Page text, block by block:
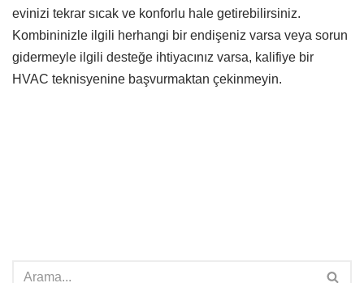
evinizi tekrar sıcak ve konforlu hale getirebilirsiniz.
Kombininizle ilgili herhangi bir endişeniz varsa veya sorun
gidermeyle ilgili desteğe ihtiyacınız varsa, kalifiye bir
HVAC teknisyenine başvurmaktan çekinmeyin.